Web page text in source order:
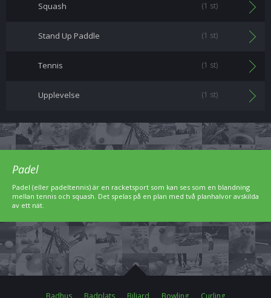
Squash (1 st)
Stand Up Paddle (1 st)
Tennis (1 st)
Upplevelse (1 st)
Padel
Padel (eller padeltennis) är en racketsport som kan ses som en blandning
mellan tennis och squash. Det spelas på en plan med två planhalvor avskilda
av ett nät.
Badhus Badplats Biljard Bowling Curling